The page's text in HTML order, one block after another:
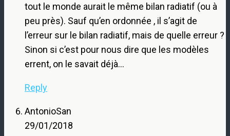
tout le monde aurait le même bilan radiatif (ou à
peu près). Sauf qu’en ordonnée , il s’agit de
l’erreur sur le bilan radiatif, mais de quelle erreur ?
Sinon si c’est pour nous dire que les modèles
errent, on le savait déjà…
Reply
AntonioSan
29/01/2018